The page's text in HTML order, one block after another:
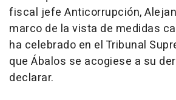
fiscal jefe Anticorrupción,
marco de la vista de medidas
ha celebrado en el Tribunal
que Ábalos se acogiese a su
declarar.